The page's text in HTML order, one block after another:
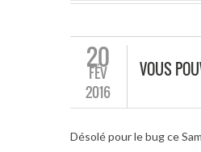
20
FÉV
2016
VOUS
Désolé pour le bug ce